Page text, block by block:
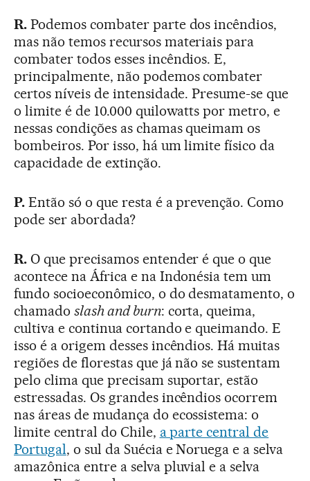
R.Podemos combater parte dos incêndios,
mas não temos recursos materiais para
combater todos esses incêndios. E,
principalmente, não podemos combater
certos níveis de intensidade. Presume-se que
o limite é de 10.000 quilowatts por metro, e
nessas condições as chamas queimam os
bombeiros. Por isso, há um limite físico da
capacidade de extinção.
P.Então só o que resta é a prevenção. Como
pode ser abordada?
R.O que precisamos entender é que o que
acontece na África e na Indonésia tem um
fundo socioeconômico, o do desmatamento, o
chamado slash and burn: corta, queima,
cultiva e continua cortando e queimando. E
isso é a origem desses incêndios. Há muitas
regiões de florestas que já não se sustentam
pelo clima que precisam suportar, estão
estressadas. Os grandes incêndios ocorrem
nas áreas de mudança do ecossistema: o
limite central do Chile, a parte central de
Portugal, o sul da Suécia e Noruega e a selva
amazônica entre a selva pluvial e a selva